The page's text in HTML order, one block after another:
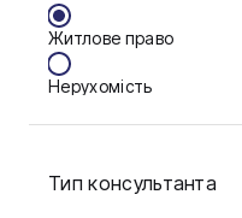
Ужгород
Чернігів
Житлове право
Нерухомість
Фінанси
Тип консультанта